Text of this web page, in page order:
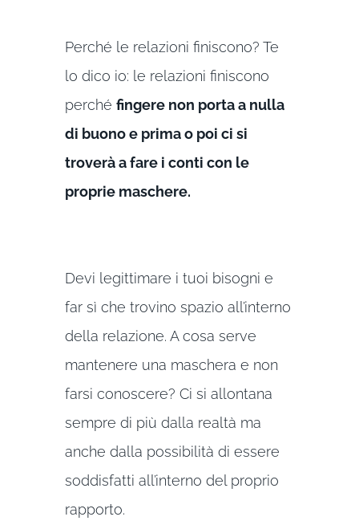
Perché le relazioni finiscono? Te
lo dico io: le relazioni finiscono
perché fingere non porta a nulla
di buono e prima o poi ci si
troverà a fare i conti con le
proprie maschere.
Devi legittimare i tuoi bisogni e
far sì che trovino spazio all’interno
della relazione. A cosa serve
mantenere una maschera e non
farsi conoscere? Ci si allontana
sempre di più dalla realtà ma
anche dalla possibilità di essere
soddisfatti all’interno del proprio
rapporto.